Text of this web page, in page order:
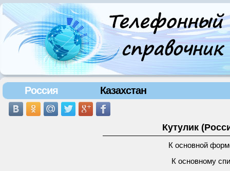
Россия Казахстан
Кутулик
К основной
К основному